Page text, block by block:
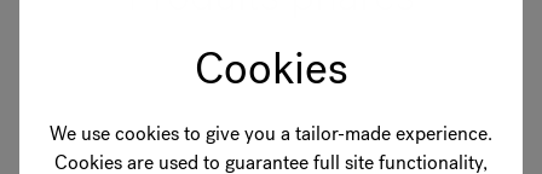
Cookies
We use cookies to give you a tailor-made experience.
Cookies are used to guarantee full site functionality,